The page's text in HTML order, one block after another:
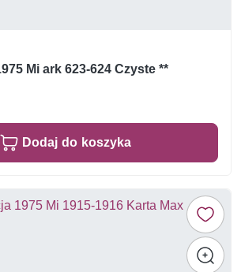
Mi ark 623-624 Czyste **
Dodaj do koszyka